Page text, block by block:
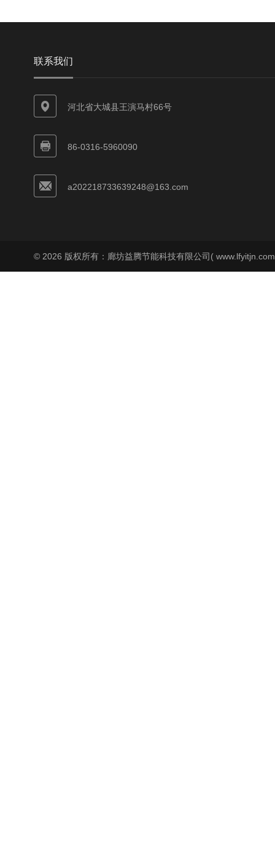
联系我们
河北省大城县王演马村66号
86-0316-5960090
a202218733639248@163.com
© 2026 版权所有：廊坊益腾节能科技有限公司(